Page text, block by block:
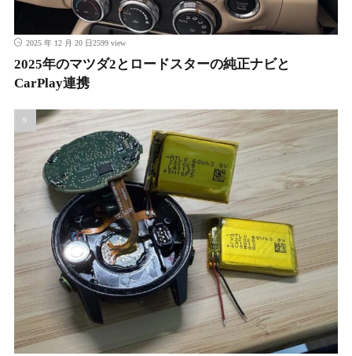
2025 年 12 月 20 日2599 view
2025年のマツダ2とロードスターの純正ナビと
CarPlay連携